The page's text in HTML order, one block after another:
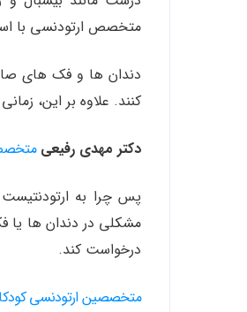
متخصص ارتودنسی با
دندان ها و فک های
کنند. علاوه بر این،
دکتر مهدی رفیعی
پس چرا به
مشکلی در دندان ها
درخواست کند.
متخصصین ارتودنسی